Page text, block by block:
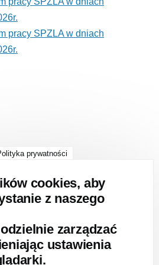
pracy SPZLA w dniach
prywatności
cookies, aby
z naszego
zarządzać
ustawienia